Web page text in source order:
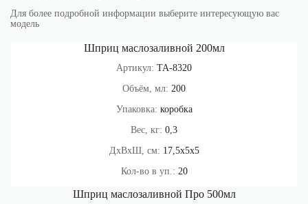
Для более подробной информации выберите интересующую вас
модель
Шприц маслозаливной 200мл
Артикул: ТА-8320
Объём, мл: 200
Упаковка: коробка
Вес, кг: 0,3
ДхВхШ, см: 17,5х5х5
Кол-во в уп.: 20
Шприц маслозаливной Про 500мл